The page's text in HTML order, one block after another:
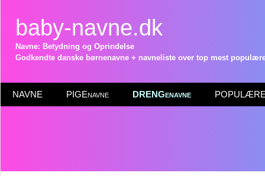
baby-navne.dk
Navne: Betydning og Oprindelse
Godkendte danske børnenavne + navneliste over top mest
NAVNE PIGEnavne DRENGenavne POPULÆRE